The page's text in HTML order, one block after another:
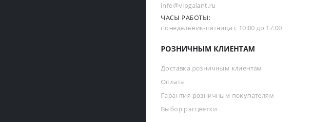
info@vipgalant.ru
ЧАСЫ РАБОТЫ:
понедельник-пятница с 10:00 до 17:00
РОЗНИЧНЫМ КЛИЕНТАМ
Доставка розничным клиентам
Оплата
Гарантия розничным покупателям
Выбор расцветки